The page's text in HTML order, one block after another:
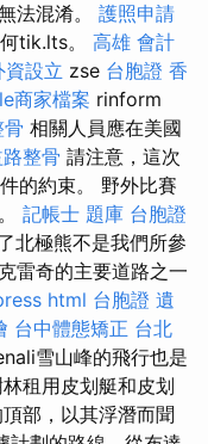
法混淆。 護照申請
tik.lts。 高雄 會計
資設立 zse 台胞證 香
商家檔案 rinform
相關人員應在美國
整骨 請注意，這次
的約束。 野外比賽
記帳士 題庫 台胞證
北極熊不是我們所參
雷奇的主要道路之一
html 台胞證 遺
台中體態矯正 台北
雪山峰的飛行也是
租用皮划艇和皮划
部，以其浮潛而聞